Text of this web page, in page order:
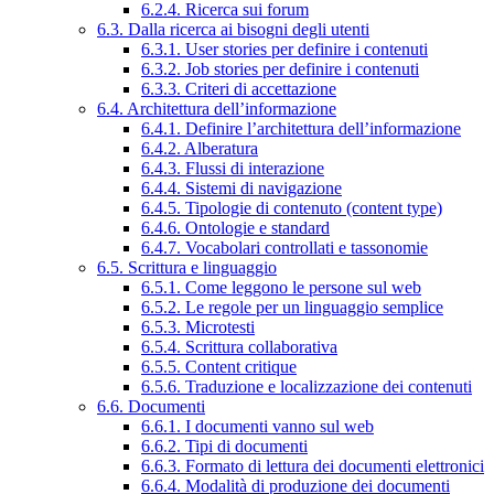
6.2.4. Ricerca sui forum
6.3. Dalla ricerca ai bisogni degli utenti
6.3.1. User stories per definire i contenuti
6.3.2. Job stories per definire i contenuti
6.3.3. Criteri di accettazione
6.4. Architettura dell’informazione
6.4.1. Definire l’architettura dell’informazione
6.4.2. Alberatura
6.4.3. Flussi di interazione
6.4.4. Sistemi di navigazione
6.4.5. Tipologie di contenuto (content type)
6.4.6. Ontologie e standard
6.4.7. Vocabolari controllati e tassonomie
6.5. Scrittura e linguaggio
6.5.1. Come leggono le persone sul web
6.5.2. Le regole per un linguaggio semplice
6.5.3. Microtesti
6.5.4. Scrittura collaborativa
6.5.5. Content critique
6.5.6. Traduzione e localizzazione dei contenuti
6.6. Documenti
6.6.1. I documenti vanno sul web
6.6.2. Tipi di documenti
6.6.3. Formato di lettura dei documenti elettronici
6.6.4. Modalità di produzione dei documenti